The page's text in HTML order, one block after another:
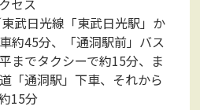
武日光線「東武日光駅」か
約45分、「通洞駅前」バス
までタクシーで約15分、ま
「通洞駅」下車、それから
15分